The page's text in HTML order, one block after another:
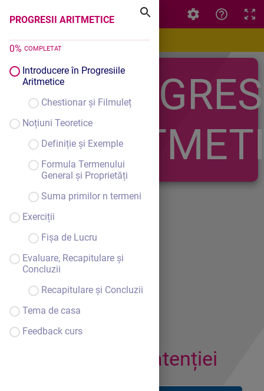
PROGRESII ARITMETICE
0% COMPLETAT
Introducere în Progresiile
Aritmetice
Chestionar și Filmuleț
Noțiuni Teoretice
Definiție și Exemple
Formula Termenului
General și Proprietăți
Suma primilor n termeni
Exerciții
Fișa de Lucru
Evaluare, Recapitulare și
Concluzii
Recapitulare și Concluzii
Tema de casa
Feedback curs
PROGRESII ARITMETICE
Privire de
ansamblu
Captarea atenției